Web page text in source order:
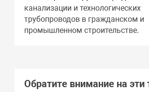
канализации и технологических
трубопроводов в гражданском и
промышленном строительстве.
Обратите внимание на эти